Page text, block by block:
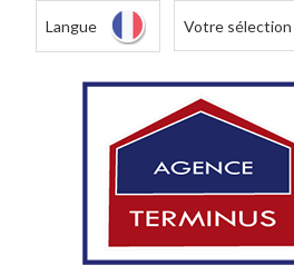
Langue Votre sélection